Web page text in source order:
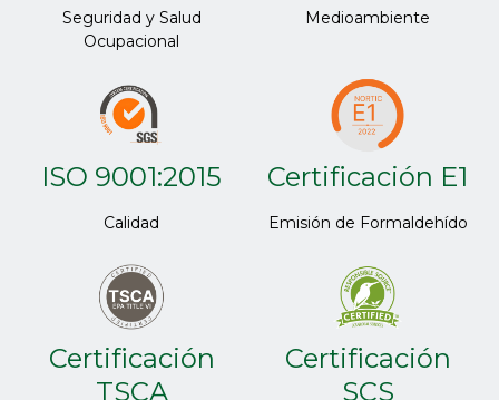
Seguridad y Salud
Ocupacional
Medioambiente
ISO 9001:2015
Calidad
Certificación E1
Emisión de Formaldehído
Certificación
TSCA
Certificación
SCS